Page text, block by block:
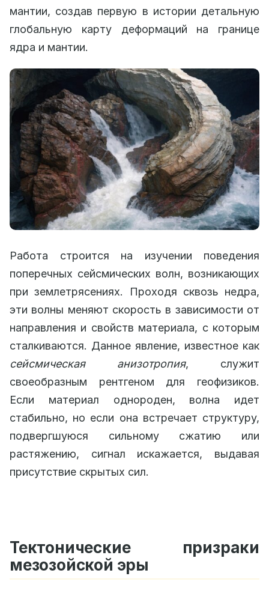
мантии, создав первую в истории детальную
глобальную карту деформаций на границе
ядра и мантии.
Работа строится на изучении поведения
поперечных сейсмических волн, возникающих
при землетрясениях. Проходя сквозь недра,
эти волны меняют скорость в зависимости от
направления и свойств материала, с которым
сталкиваются. Данное явление, известное как
сейсмическая анизотропия, служит
своеобразным рентгеном для геофизиков.
Если материал однороден, волна идет
стабильно, но если она встречает структуру,
подвергшуюся сильному сжатию или
растяжению, сигнал искажается, выдавая
присутствие скрытых сил.
Тектонические призраки
мезозойской эры